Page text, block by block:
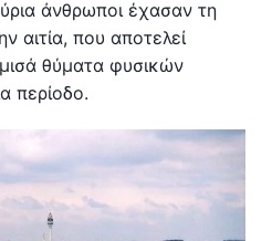
άνθρωποι έχασαν τη
αιτία, που αποτελεί
θύματα φυσικών
περίοδο.